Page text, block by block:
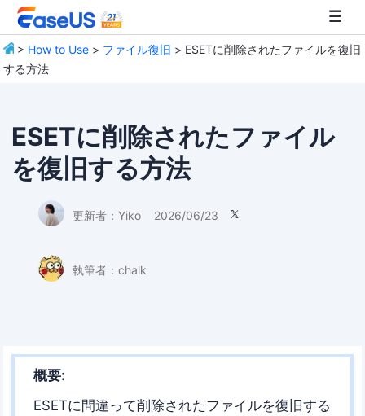
> How to Use > ファイル復旧 > ESETに削除されたファイルを復旧
する方法
ESETに削除されたファイル
を復旧する方法
更新者： Yiko 2026/06/23 
執筆者： chalk
概要:
ESETに間違って削除されたファイルを復旧する